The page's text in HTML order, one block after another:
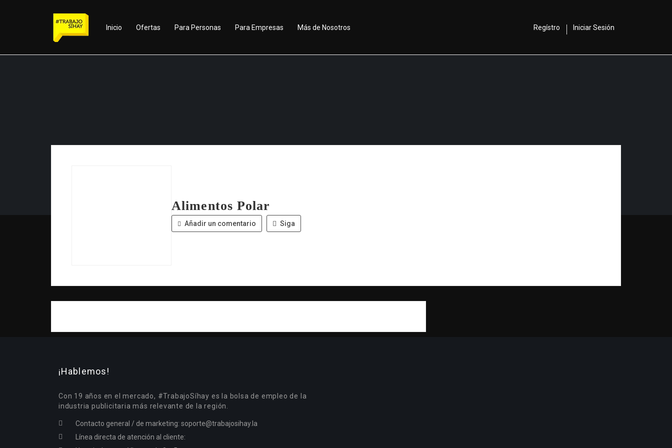
Inicio Ofertas Para Personas Para Empresas Más de Nosotros Regístro Iniciar Sesión
Alimentos Polar
Añadir un comentario Siga
¡Hablemos!
Con 19 años en el mercado, #TrabajoSíhay es la bolsa de empleo de la
industria publicitaria más relevante de la región.
Contacto general / de marketing: soporte@trabajosihay.la
Línea directa de atención al cliente: